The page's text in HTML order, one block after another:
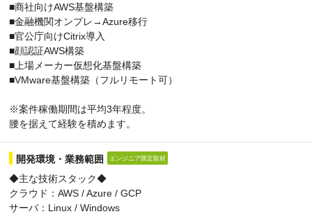
■商社向けAWS基盤構築
■金融機関オンプレ→Azure移行
■官公庁向けCitrix導入
■顔認証AWS構築
■上場メーカー仮想化基盤構築
■VMware基盤構築（フルリモート可）
※案件稼働期間は平均3年程度。
腰を据えて経験を積めます。
開発環境・業務範囲 エンジニア限定取材
◆主な技術スタック◆
クラウド：AWS / Azure / GCP
サーバ：Linux / Windows